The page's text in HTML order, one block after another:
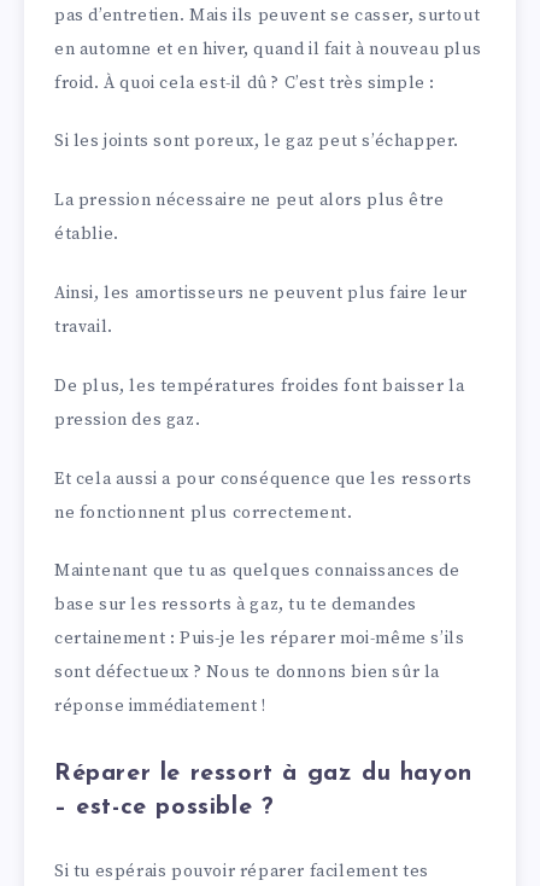
pas d’entretien. Mais ils peuvent se casser, surtout
en automne et en hiver, quand il fait à nouveau plus
froid. À quoi cela est-il dû ? C’est très simple :
Si les joints sont poreux, le gaz peut s’échapper.
La pression nécessaire ne peut alors plus être
établie.
Ainsi, les amortisseurs ne peuvent plus faire leur
travail.
De plus, les températures froides font baisser la
pression des gaz.
Et cela aussi a pour conséquence que les ressorts
ne fonctionnent plus correctement.
Maintenant que tu as quelques connaissances de
base sur les ressorts à gaz, tu te demandes
certainement : Puis-je les réparer moi-même s’ils
sont défectueux ? Nous te donnons bien sûr la
réponse immédiatement !
Réparer le ressort à gaz du hayon
– est-ce possible ?
Si tu espérais pouvoir réparer facilement tes